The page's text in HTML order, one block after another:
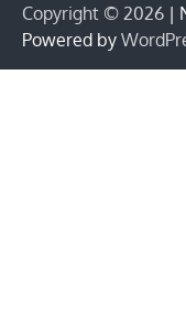
Copyright © 2026 |
Powered by